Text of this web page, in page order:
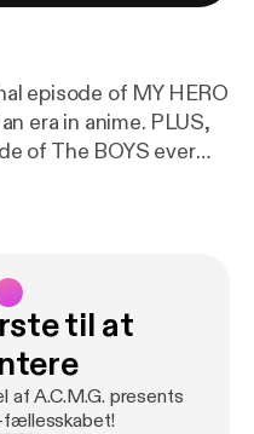
episode of MY HERO
era in anime. PLUS,
of The BOYS ever
as lots of news going
til at
af A.C.M.G. presents